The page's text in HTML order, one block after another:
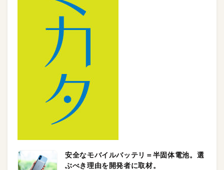
安全なモバイルバッテリ＝半固体電池。選
ぶべき理由を開発者に取材。